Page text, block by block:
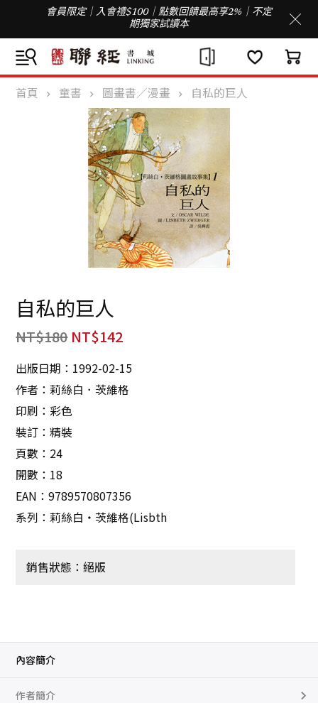
會員限定｜入會禮$100｜點數回饋最高享2%｜不定
期獨家試讀本
首頁 童書 圖畫書／漫畫 自私的巨人
自私的巨人
NT$180 NT$142
出版日期：1992-02-15
作者：莉絲白．茨維格
印刷：彩色
裝訂：精裝
頁數：24
開數：18
EAN：9789570807356
系列：莉絲白‧茨維格(Lisbth
銷售狀態：絕版
內容簡介
作者簡介